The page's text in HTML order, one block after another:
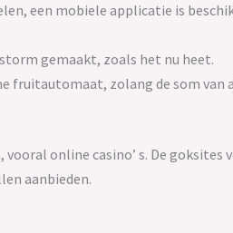
een mobiele applicatie is
gemaakt, zoals het nu heet.
fruitautomaat, zolang de som van
online casino’ s. De goksites
aanbieden.